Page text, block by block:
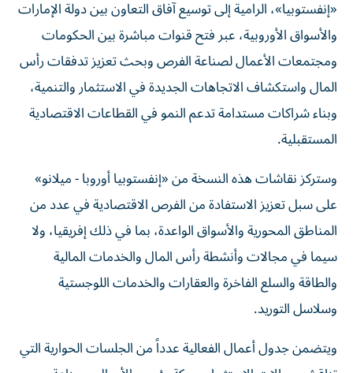
«إنفستوبيا»، الرامية إلى توسيع آفاق التعاون بين دولة الإمارات
والأسواق الأوروبية، عبر فتح قنوات مباشرة بين الحكومات
ومجتمعات الأعمال لصناعة الفرص وبحث تعزيز تدفقات رأس
المال واستكشاف الاتجاهات الجديدة في الاستثمار والتنمية،
وبناء شراكات مستدامة تدعم النمو في القطاعات الاقتصادية
المستقبلية.
وستركز نقاشات هذه النسخة من «إنفستوبيا أوروبا - ميلانو»
على سبل تعزيز الاستفادة من الفرص الاقتصادية في عدد من
المناطق المحورية والأسواق الواعدة، بما في ذلك إفريقيا، ولا
سيما في مجالات وأنشطة رأس المال والخدمات المالية
والطاقة والسلع الفاخرة والعقارات والخدمات اللوجستية
وسلاسل التوريد.
ويتضمن جدول أعمال الفعالية عدداً من الجلسات الحوارية التي